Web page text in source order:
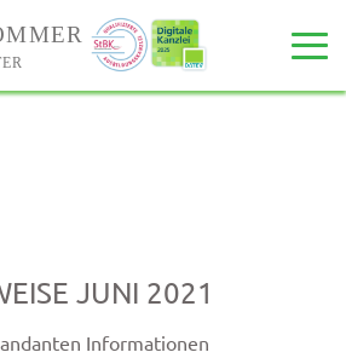
JUNI 2021
Informationen